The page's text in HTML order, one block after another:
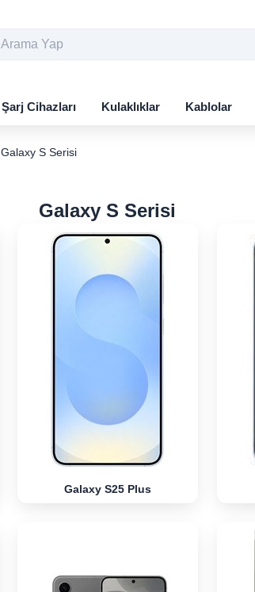
Şarj Cihazları Kulaklıklar Kablolar
Galaxy S Serisi
Galaxy S Serisi
Galaxy S25 Plus